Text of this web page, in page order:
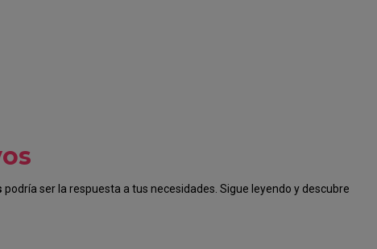
podría ser la respuesta a tus necesidades. Sigue leyendo y descubre